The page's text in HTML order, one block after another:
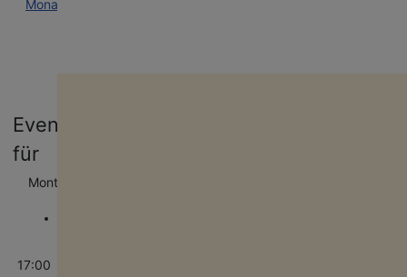
Events
für
Montag, 08. Juni 2026
17:00